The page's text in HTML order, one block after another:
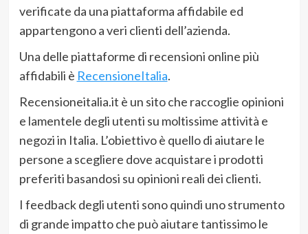
verificate da una piattaforma affidabile ed
appartengono a veri clienti dell’azienda.
Una delle piattaforme di recensioni online più
affidabili è RecensioneItalia.
Recensioneitalia.it è un sito che raccoglie opinioni
e lamentele degli utenti su moltissime attività e
negozi in Italia. L’obiettivo è quello di aiutare le
persone a scegliere dove acquistare i prodotti
preferiti basandosi su opinioni reali dei clienti.
I feedback degli utenti sono quindi uno strumento
di grande impatto che può aiutare tantissimo le